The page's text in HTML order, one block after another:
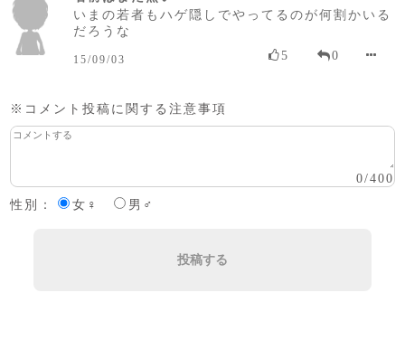
いまの若者もハゲ隠しでやってるのが何割かいる
だろうな
15/09/03 5 0
※コメント投稿に関する注意事項
0/400
性別：
女♀ 男♂
投稿する